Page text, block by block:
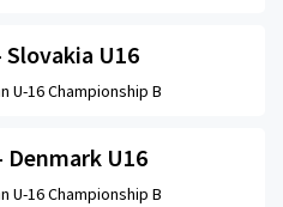
Slovakia U16
U-16 Championship B
Denmark U16
U-16 Championship B